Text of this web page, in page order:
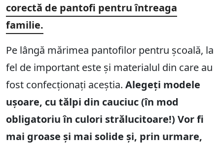
corectă de pantofi pentru întreaga
familie.
Pe lângă mărimea pantofilor pentru școală, la
fel de important este și materialul din care au
fost confecționați aceștia. Alegeți modele
ușoare, cu tălpi din cauciuc (în mod
obligatoriu în culori strălucitoare!) Vor fi
mai groase și mai solide și, prin urmare,